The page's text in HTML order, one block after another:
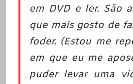
em DVD e ler. São
que mais gosto de
foder. (Estou me
em que eu me
puder levar uma